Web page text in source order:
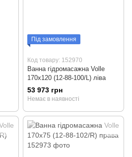
Під замовлення
Код товару: 152970
Ванна гідромасажна Volle
170x120 (12-88-100/L) ліва
53 973 грн
Немає в наявності